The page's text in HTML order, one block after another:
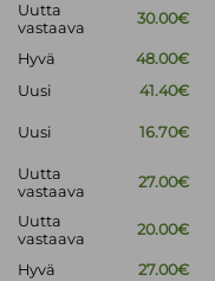
Uutta
vastaava
30.00€
Hyvä
48.00€
Uusi
41.40€
Uusi 16.70€
Uutta
vastaava
27.00€
Uutta
vastaava
20.00€
Hyvä
27.00€